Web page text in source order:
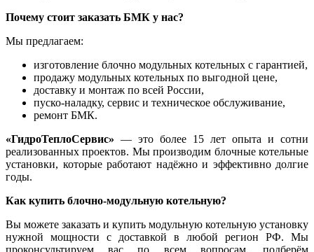
Почему стоит заказать БМК у нас?
Мы предлагаем:
изготовление блочно модульных котельных с гарантией,
продажу модульных котельных по выгодной цене,
доставку и монтаж по всей России,
пуско-наладку, сервис и техническое обслуживание,
ремонт БМК.
«ГидроТеплоСервис» — это более 15 лет опыта и сотни
реализованных проектов. Мы производим блочные котельные
установки, которые работают надёжно и эффективно долгие
годы.
Как купить блочно-модульную котельную?
Вы можете заказать и купить модульную котельную установку
нужной мощности с доставкой в любой регион РФ. Мы
проконсультируем вас по всем вопросам, подберём